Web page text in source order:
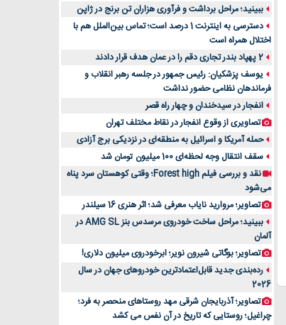
ببینید؛ مراحل برداشت و فرآوری هزاران تن برنج در ژاپن
دسترسی به اینترنت 1 درصد است؛ تماس بین‌الملل هم با
اختلال همراه است
2 پهپاد بندر تجاری دقم را در عمان هدف قرار دادند
یوسف پزشکیان: رئیس جمهور در جلسه رهبر انقلاب و
فرماندهان نظامی حضور نداشت
انفجار در سیدخندان و چهار راه قصر
تصاویری از وقوع انفجار در نقاط مختلف تهران
حمله آمریکا و اسرائیل به منطقه‌ای در نزدیکی برج آزادی
سقف انتقال وجه لحظه‌ای 100 میلیون تومان شد
نقد و بررسی فیلم Forest high؛ وقتی کوهستان سرد پناه
می‌شود
تصاویر؛ مروارید نایاب معرفی شد؛ اثر هنری 16 سیلندر
ببینید؛ مراحل ساخت خودروی مرسدس بنز AMG SL در
آلمان
تصاویر؛ بوگاتی شیرون نویر؛ ابرخودروی میلیون دلاری!
رده‌بندی جدید قابل‌اعتمادترین خودروهای جهان در سال
2026
تصاویر؛ آذربایجان شرقی مهد روستاهای منحصر به فرد؛
چراغیل؛ روستایی که تاریخ در آن نفس می کشد